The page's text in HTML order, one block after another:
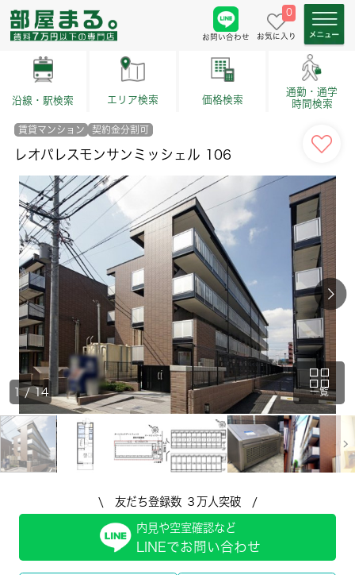
お問い合わせ
0
お気に入り
沿線・駅検索 エリア検索 価格検索
通勤・通学
時間検索
賃貸マンション 契約金分割可
レオパレスモンサンミッシェル 106
一覧
1/14
\ 友だち登録数 ３万人突破 /
内見や空室確認など
LINEでお問い合わせ